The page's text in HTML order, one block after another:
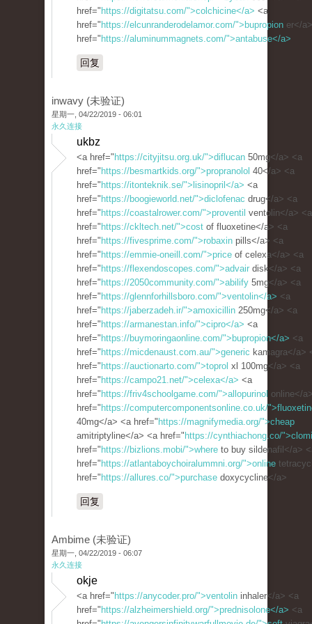
href=" https://digitatsu.com/">colchicine</a> <a
href=" https://elcunranderodelamor.com/">bupropion er</
href=" https://aluminummagnets.com/">antabuse</a>
回复
inwavy (未验证)
星期一, 04/22/2019 - 06:01
永久连接
ukbz
<a href=" https://cityjitsu.org.uk/">diflucan 50mg</a> <a
href=" https://besmartkids.org/">propranolol 40</a> <a
href=" https://itonteknik.se/">lisinopril</a> <a
href=" https://boogieworld.net/">diclofenac drug</a> <a
href=" https://coastalrower.com/">proventil ventolin</a> <a
href=" https://ckltech.net/">cost of fluoxetine</a> <a
href=" https://fivesprime.com/">robaxin pills</a> <a
href=" https://emmie-oneill.com/">price of celexa</a> <a
href=" https://flexendoscopes.com/">advair disk</a> <a
href=" https://2050community.com/">abilify 5mg</a> <a
href=" https://glennforhillsboro.com/">ventolin</a> <a
href=" https://jaberzadeh.ir/">amoxicillin 250mg</a> <a
href=" https://armanestan.info/">cipro</a> <a
href=" https://buymoringaonline.com/">bupropion</a> <a
href=" https://micdenaust.com.au/">generic kamagra</a>
href=" https://auctionarto.com/">toprol xl 100mg</a> <a
href=" https://campo21.net/">celexa</a> <a
href=" https://friv4schoolgame.com/">allopurinol online</
href=" https://computercomponentsonline.co.uk/
40mg</a> <a href=" https://magnifymedia.org/">cheap
amitriptyline</a> <a href=" https://cynthiachong.co/
href=" https://bizlions.mobi/">where to buy sildenafil</a>
href=" https://atlantaboychoiralummni.org/">online
href=" https://allures.co/">purchase doxycycline</a>
回复
Ambime (未验证)
星期一, 04/22/2019 - 06:07
永久连接
okje
<a href=" https://anycoder.pro/">ventolin inhaler</a> <a
href=" https://alzheimershield.org/">prednisolone</a> <a